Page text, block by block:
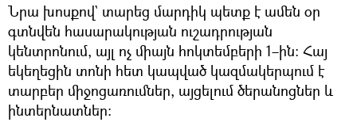
Նրա խոսքով` տարեց մարդիկ պետք է ամեն օր
գտնվեն հասարակության ուշադրության
կենտրոնում, այլ ոչ միայն հոկտեմբերի 1–ին։ Հայ
եկեղեցին տոնի հետ կապված կազմակերպում է
տարբեր միջոցառումներ, այցելում ծերանոցներ և
ինտերնատներ։